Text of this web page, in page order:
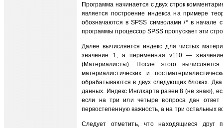
Программа начинается с двух строк
является построение индекса на примере
обозначаются в SPSS символами /* в
программы процессор SPSS пропускает эти
Далее вычисляется индекс для чистых
значение 1, а переменная v110 —
(Материалисты). После этого
материалистических и
обрабатываются в двух следующих блоках.
данных. Индекс Инглхарта равен 8 (не знаю),
если на три или четыре вопроса дан
первостепенную важность, а на три остальных
Следует отметить, что находящиеся